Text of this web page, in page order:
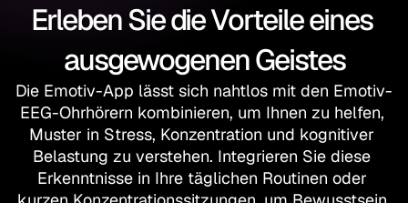
Erleben Sie die Vorteile eines
ausgewogenen Geistes
Die Emotiv-App lässt sich nahtlos mit den Emotiv-
EEG-Ohrhörern kombinieren, um Ihnen zu helfen,
Muster in Stress, Konzentration und kognitiver
Belastung zu verstehen. Integrieren Sie diese
Erkenntnisse in Ihre täglichen Routinen oder